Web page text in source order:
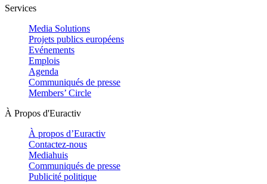
Services
Media Solutions
Projets publics européens
Evénements
Emplois
Agenda
Communiqués de presse
Members’ Circle
À Propos d'Euractiv
À propos d’Euractiv
Contactez-nous
Mediahuis
Communiqués de presse
Publicité politique